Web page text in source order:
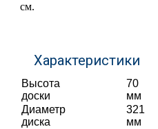
см.
Характеристики
Высота
доски
70
мм
Диаметр
диска
321
мм